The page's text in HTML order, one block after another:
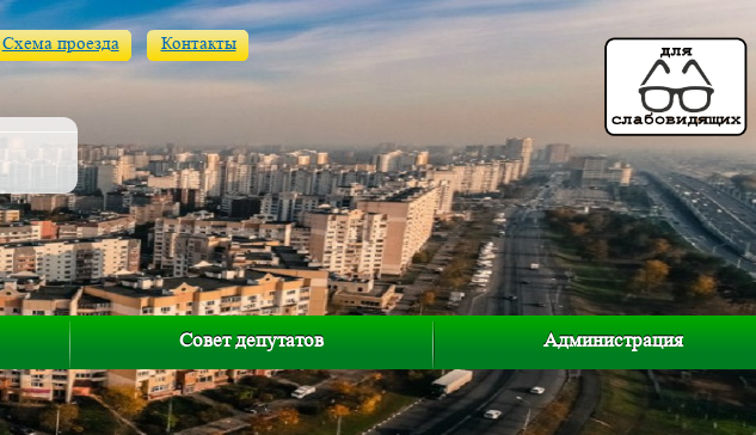
Схема проезда Контакты
Совет депутатов Администрация